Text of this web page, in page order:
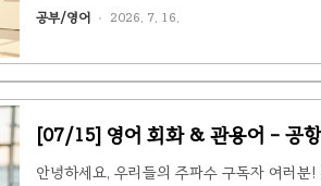
정리3. 🗣️ 오늘의 관용어 5선4. 📝 핵심 표
직원 James에게 티켓 종류와 관람 팁을 물어
공부/영어 2026. 7. 16.
[07/15] 영어 회화 & 관용어 - 공
안녕하세요, 우리들의 주파수 구독자 여러